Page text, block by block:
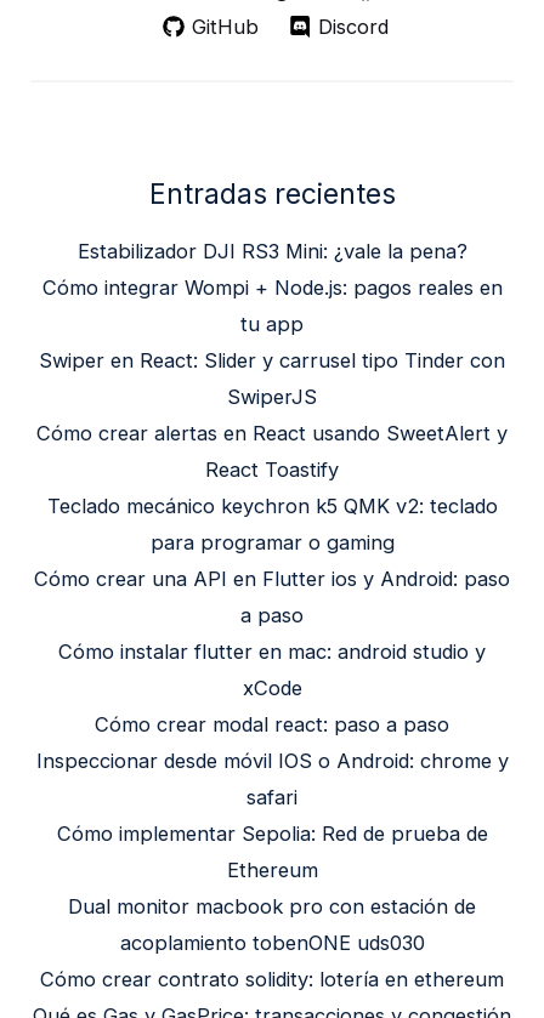
GitHub
Discord
Entradas recientes
Estabilizador DJI RS3 Mini: ¿vale la pena?
Cómo integrar Wompi + Node.js: pagos reales en
tu app
Swiper en React: Slider y carrusel tipo Tinder con
SwiperJS
Cómo crear alertas en React usando SweetAlert y
React Toastify
Teclado mecánico keychron k5 QMK v2: teclado
para programar o gaming
Cómo crear una API en Flutter ios y Android: paso
a paso
Cómo instalar flutter en mac: android studio y
xCode
Cómo crear modal react: paso a paso
Inspeccionar desde móvil IOS o Android: chrome y
safari
Cómo implementar Sepolia: Red de prueba de
Ethereum
Dual monitor macbook pro con estación de
acoplamiento tobenONE uds030
Cómo crear contrato solidity: lotería en ethereum